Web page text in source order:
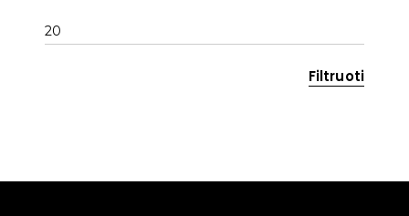
Maks
Filtruoti